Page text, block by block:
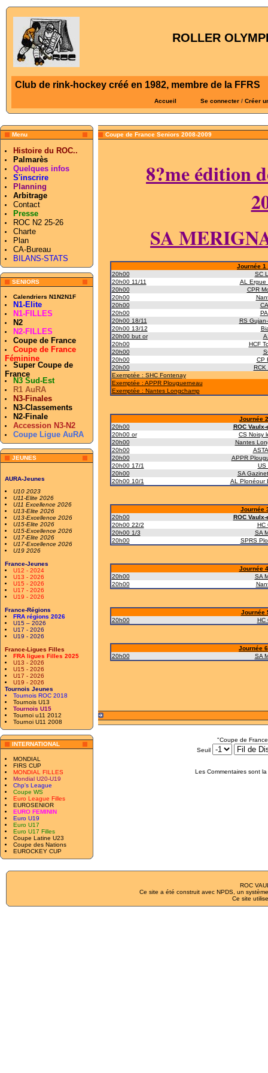
ROLLER
Club de rink-hockey créé en 1982, membre de la FFRS
Accueil Se connecter / Créer
Menu
Histoire du ROC..
Palmarès
Quelques infos
S'inscrire
Planning
Arbitrage
Contact
Presse
ROC N2 25-26
Charte
Plan
CA-Bureau
BILANS-STATS
SENIORS
Calendriers N1N2N1F
N1-Elite
N1-FILLES
N2
N2-FILLES
Coupe de France
Coupe de France
Féminine
Super Coupe de
France
N3 Sud-Est
R1 AuRA
N3-Finales
N3-Classements
N2-Finale
Accession N3-N2
Coupe Ligue AuRA
JEUNES
AURA-Jeunes
U10 2023
U11-Elite 2026
U11 Excellence 2026
U13-Elite 2026
U13-Excellence 2026
U15-Elite 2026
U15-Excellence 2026
U17-Elite 2026
U17-Excellence 2026
U19 2026
France-Jeunes
U12 - 2024
U13 - 2026
U15 - 2026
U17 - 2026
U19 - 2026
France-Régions
FRA régions 2026
U15 – 2026
U17 - 2026
U19 - 2026
France-Ligues Filles
FRA ligues Filles 2025
U13 - 2026
U15 - 2026
U17 - 2026
U19 - 2026
Tournois Jeunes
Tournois ROC 2018
Tournois U13
Tournois U15
Tournoi u11 2012
Tournoi U11 2008
INTERNATIONAL
MONDIAL
FIRS CUP
MONDIAL FILLES
Mondial U20-U19
Chp's League
Coupe WS
Euro League Filles
EUROSENIOR
EURO FEMININ
Euro U19
Euro U17
Euro U17 Filles
Coupe Latine U23
Coupe des Nations
EUROCKEY CUP
Coupe de France Seniors 2008-2009
8?me édition
SA
Journée 1
20h00
SC
20h00 11/11
AL Ergue
20h00
CPR
20h00
20h00
20h00
20h00 18/11
RS
20h00 13/12
20h00 but or
20h00
HCF
20h00
20h00
CP
20h00
RCK
Exemptée : SHC Fontenay
Exemptée : APPR Plouguerneau
Exemptée : Nantes Longchamp
Journée
20h00
ROC Vaulx-
20h00 or
CS Noisy
20h00
Nantes
20h00
20h00
APPR
20h00 17/1
US
20h00
SA
20h00 10/1
AL Plonéour
Journée
20h00
ROC Vaulx-
20h00 22/2
HC
20h00 1/3
SA
20h00
SPRS
Journée
20h00
SA
20h00
Journée
20h00
HC
Journée
20h00
SA
"Coupe de
Seuil
Les Commentaires sont
ROC
Ce site a été construit avec NPDS , un
Ce site